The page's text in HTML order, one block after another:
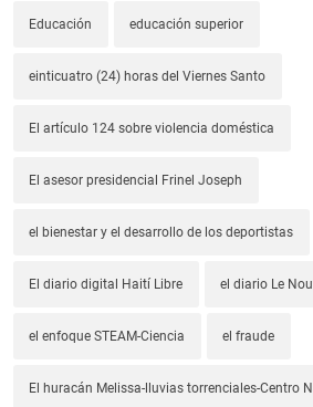
Educación educación superior
einticuatro (24) horas del Viernes Santo
El artículo 124 sobre violencia doméstica
El asesor presidencial Frinel Joseph
el bienestar y el desarrollo de los deportistas
El diario digital Haití Libre el diario Le
el enfoque STEAM-Ciencia el fraude
El huracán Melissa-lluvias torrenciales-Centro